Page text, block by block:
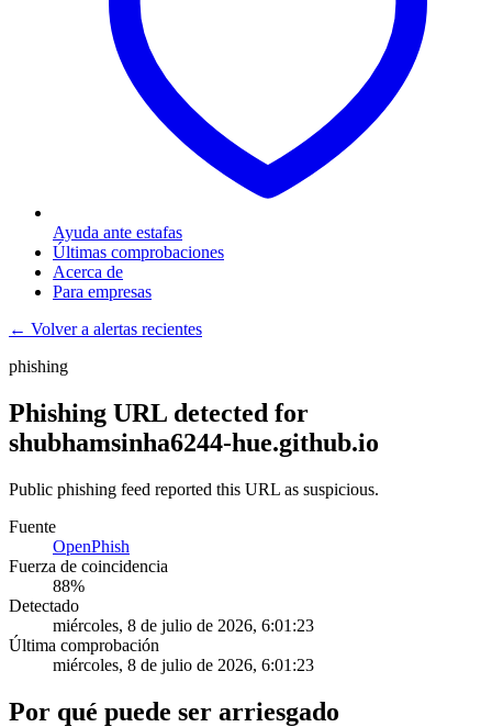
Ayuda ante estafas
Últimas comprobaciones
Acerca de
Para empresas
← Volver a alertas recientes
phishing
Phishing URL detected for
shubhamsinha6244-hue.github.io
Public phishing feed reported this URL as suspicious.
Fuente
OpenPhish
Fuerza de coincidencia
88%
Detectado
miércoles, 8 de julio de 2026, 6:01:23
Última comprobación
miércoles, 8 de julio de 2026, 6:01:23
Por qué puede ser arriesgado